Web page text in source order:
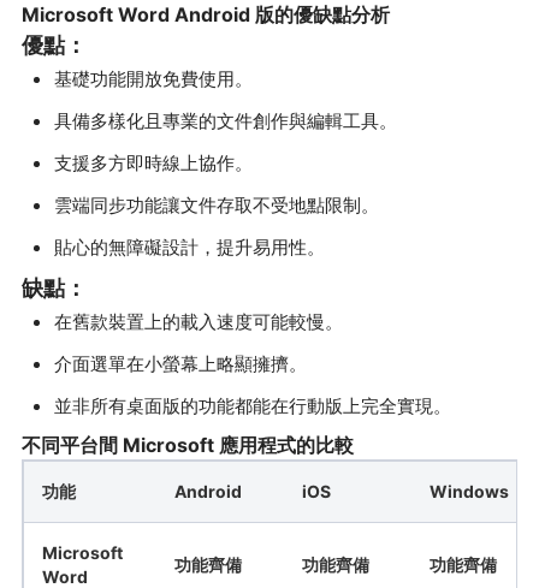
Microsoft Word Android 版的優缺點分析
優點：
基礎功能開放免費使用。
具備多樣化且專業的文件創作與編輯工具。
支援多方即時線上協作。
雲端同步功能讓文件存取不受地點限制。
貼心的無障礙設計，提升易用性。
缺點：
在舊款裝置上的載入速度可能較慢。
介面選單在小螢幕上略顯擁擠。
並非所有桌面版的功能都能在行動版上完全實現。
不同平台間 Microsoft 應用程式的比較
功能 Android iOS Windows
Microsoft
Word
功能齊備 功能齊備 功能齊備